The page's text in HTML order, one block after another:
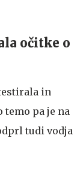
očitke o
in
temo pa je na
tudi vodja